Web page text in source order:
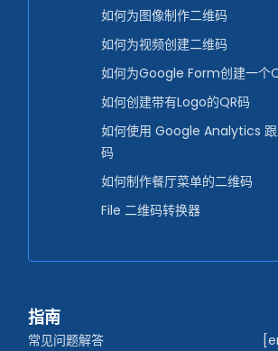
如何为图像制作二维码
如何为视频创建二维码
如何为Google Form创建一个
如何创建带有Logo的QR码
如何使用 Google Analytics 跟
码
如何制作餐厅菜单的二维码
File 二维码转换器
指南
常见问题解答